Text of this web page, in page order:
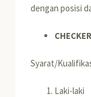
dengan posisi
CHECKER
Syarat/
Laki-laki